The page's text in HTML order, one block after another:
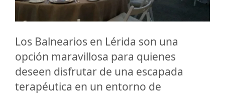
Los Balnearios en Lérida son una
opción maravillosa para quienes
deseen disfrutar de una escapada
terapéutica en un entorno de